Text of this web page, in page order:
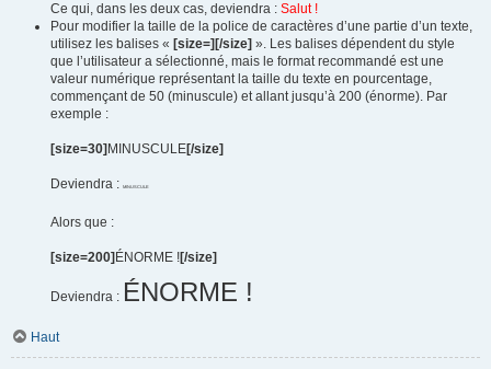
Ce qui, dans les deux cas, deviendra : Salut !
Pour modifier la taille de la police de caractères d’une partie d’un texte,
utilisez les balises « [size=][/size] ». Les balises dépendent du style
que l’utilisateur a sélectionné, mais le format recommandé est une
valeur numérique représentant la taille du texte en pourcentage,
commençant de 50 (minuscule) et allant jusqu’à 200 (énorme). Par
exemple :
[size=30] MINUSCULE[/size]
Deviendra : MINUSCULE
Alors que :
[size=200] ÉNORME ![/size]
Deviendra : ÉNORME !
Haut